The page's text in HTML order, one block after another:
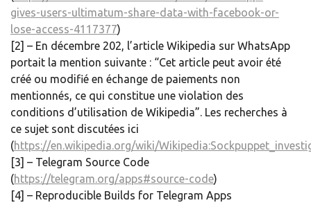
gives-users-ultimatum-share-data-with-facebook-or-
lose-access-4117377)
[2] – En décembre 202, l’article Wikipedia sur WhatsApp
portait la mention suivante : “Cet article peut avoir été
créé ou modifié en échange de paiements non
mentionnés, ce qui constitue une violation des
conditions d’utilisation de Wikipedia”. Les recherches à
ce sujet sont discutées ici
(https://en.wikipedia.org/wiki/
[3] – Telegram Source Code
(https://telegram.org/apps#source-code)
[4] – Reproducible Builds for Telegram Apps